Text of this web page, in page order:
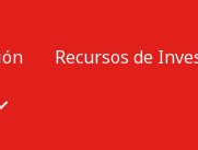
Recursos de